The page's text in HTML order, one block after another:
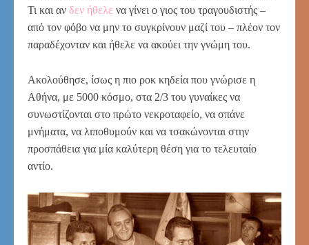
Τι και αν δεν ήθελε να γίνει ο γιος του τραγουδιστής –
από τον φόβο να μην το συγκρίνουν μαζί του – πλέον τον
παραδέχονταν και ήθελε να ακούει την γνώμη του.
Ακολούθησε, ίσως η πιο ροκ κηδεία που γνώρισε η
Αθήνα, με 5000 κόσμο, στα 2/3 του γυναίκες να
συνωστίζονται στο πρώτο νεκροταφείο, να σπάνε
μνήματα, να λιποθυμούν και να τσακώνονται στην
προσπάθεια για μία καλύτερη θέση για το τελευταίο
αντίο.